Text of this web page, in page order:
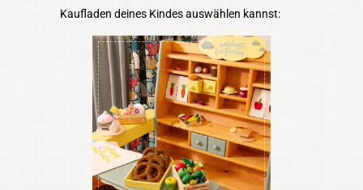
Kaufladen deines Kindes auswählen kannst: